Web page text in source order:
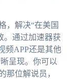
，解决“在美国
。通过加速器获
频APP还是其他
呈现。你可以
那位解说员，